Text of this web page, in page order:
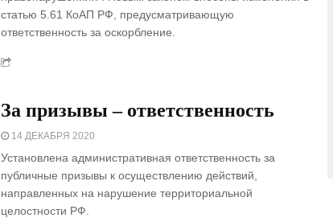
статью 5.61 КоАП РФ, предусматривающую
ответственность за оскорбление.
За призывы – ответственность
14 ДЕКАБРЯ 2020
Установлена административная ответственность за
публичные призывы к осуществлению действий,
направленных на нарушение территориальной
целостности РФ.